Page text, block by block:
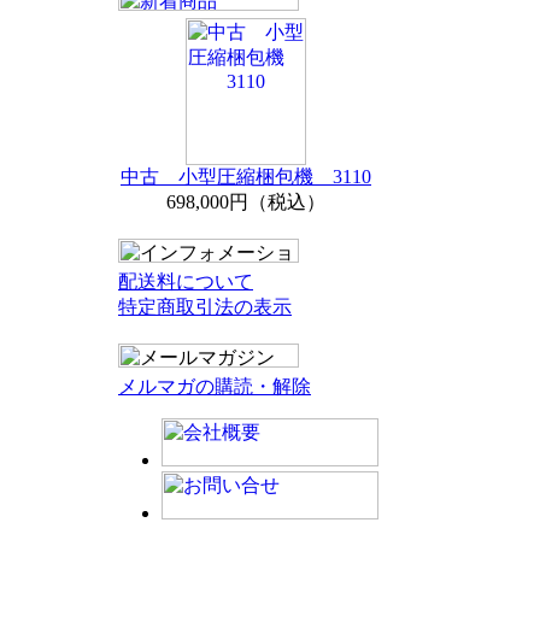
中古 小型圧縮梱包機 3110
698,000円（税込）
配送料について
特定商取引法の表示
メルマガの購読・解除